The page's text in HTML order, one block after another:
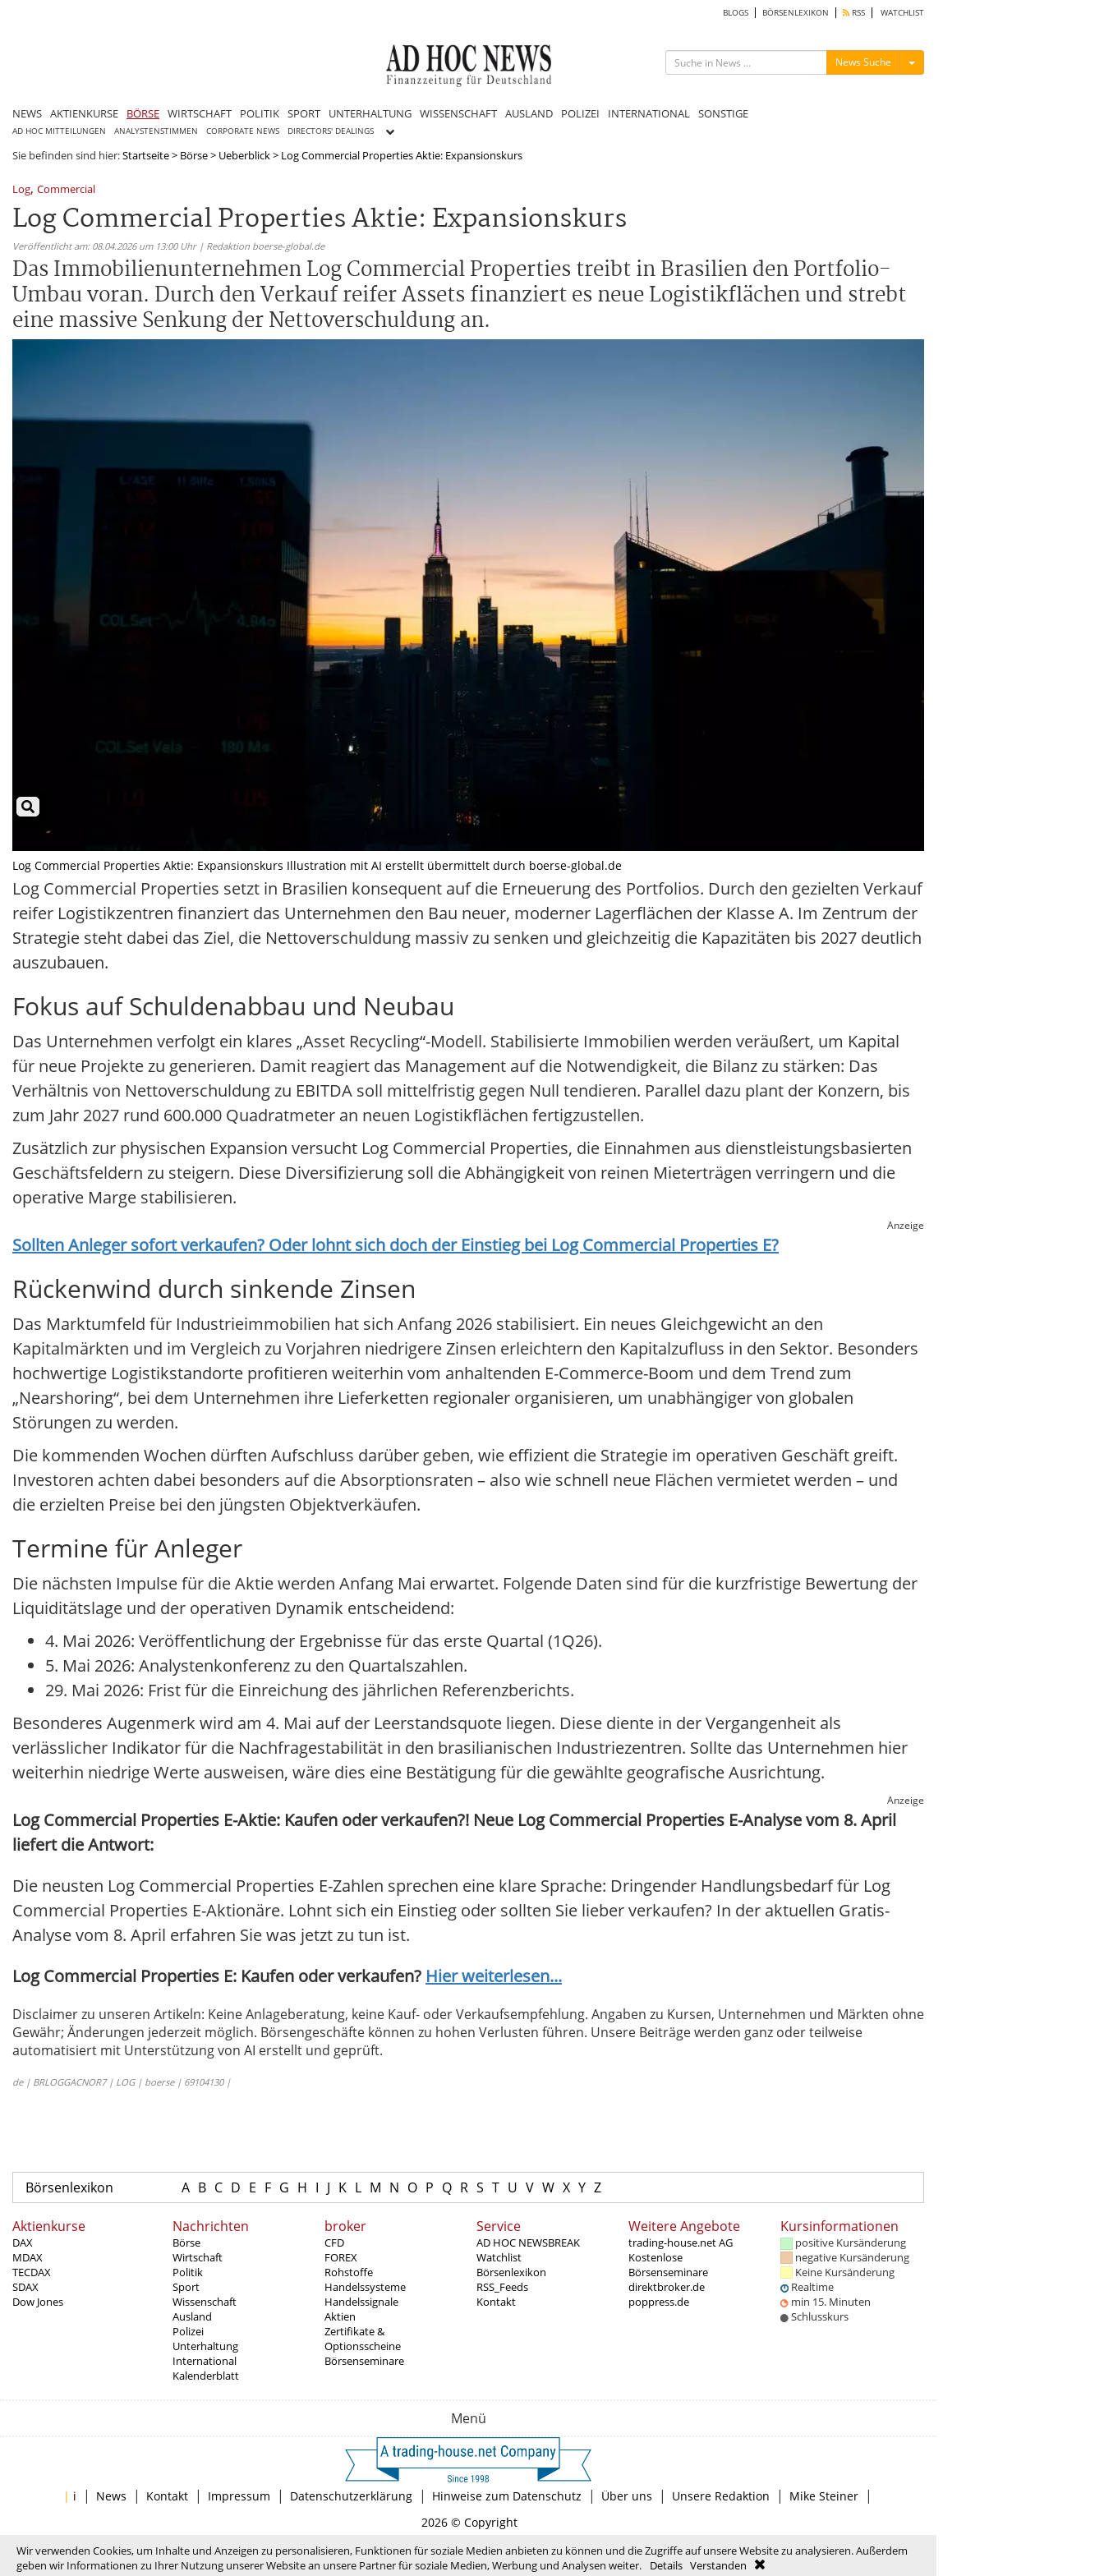
BLOGS BÖRSENLEXIKON RSS WATCHLIST
News Suche Menü ein-/ausblenden
NEWS AKTIENKURSE BÖRSE WIRTSCHAFT POLITIK SPORT UNTERHALTUNG WISSENSCHAFT AUSLAND POLIZEI INTERNATIONAL SONSTIGE
AD HOC MITTEILUNGEN ANALYSTENSTIMMEN CORPORATE NEWS DIRECTORS' DEALINGS
Sie befinden sind hier:Startseite> Börse> Ueberblick> Log Commercial Properties Aktie: Expansionskurs
Log, Commercial
Log Commercial Properties Aktie: Expansionskurs
Veröffentlicht am: 08.04.2026 um 13:00 Uhr | Redaktion boerse-global.de
Das Immobilienunternehmen Log Commercial Properties treibt in Brasilien den Portfolio-
Umbau voran. Durch den Verkauf reifer Assets finanziert es neue Logistikflächen und strebt
eine massive Senkung der Nettoverschuldung an.
Log Commercial Properties Aktie: Expansionskurs Illustration mit AI erstellt übermittelt durch boerse-global.de
Log Commercial Properties setzt in Brasilien konsequent auf die Erneuerung des Portfolios. Durch den gezielten Verkauf
reifer Logistikzentren finanziert das Unternehmen den Bau neuer, moderner Lagerflächen der Klasse A. Im Zentrum der
Strategie steht dabei das Ziel, die Nettoverschuldung massiv zu senken und gleichzeitig die Kapazitäten bis 2027 deutlich
auszubauen.
Fokus auf Schuldenabbau und Neubau
Das Unternehmen verfolgt ein klares „Asset Recycling“-Modell. Stabilisierte Immobilien werden veräußert, um Kapital
für neue Projekte zu generieren. Damit reagiert das Management auf die Notwendigkeit, die Bilanz zu stärken: Das
Verhältnis von Nettoverschuldung zu EBITDA soll mittelfristig gegen Null tendieren. Parallel dazu plant der Konzern, bis
zum Jahr 2027 rund 600.000 Quadratmeter an neuen Logistikflächen fertigzustellen.
Zusätzlich zur physischen Expansion versucht Log Commercial Properties, die Einnahmen aus dienstleistungsbasierten
Geschäftsfeldern zu steigern. Diese Diversifizierung soll die Abhängigkeit von reinen Mieterträgen verringern und die
operative Marge stabilisieren.
Anzeige
Sollten Anleger sofort verkaufen? Oder lohnt sich doch der Einstieg bei Log Commercial Properties E?
Rückenwind durch sinkende Zinsen
Das Marktumfeld für Industrieimmobilien hat sich Anfang 2026 stabilisiert. Ein neues Gleichgewicht an den
Kapitalmärkten und im Vergleich zu Vorjahren niedrigere Zinsen erleichtern den Kapitalzufluss in den Sektor. Besonders
hochwertige Logistikstandorte profitieren weiterhin vom anhaltenden E-Commerce-Boom und dem Trend zum
„Nearshoring“, bei dem Unternehmen ihre Lieferketten regionaler organisieren, um unabhängiger von globalen
Störungen zu werden.
Die kommenden Wochen dürften Aufschluss darüber geben, wie effizient die Strategie im operativen Geschäft greift.
Investoren achten dabei besonders auf die Absorptionsraten – also wie schnell neue Flächen vermietet werden – und
die erzielten Preise bei den jüngsten Objektverkäufen.
Termine für Anleger
Die nächsten Impulse für die Aktie werden Anfang Mai erwartet. Folgende Daten sind für die kurzfristige Bewertung der
Liquiditätslage und der operativen Dynamik entscheidend:
4. Mai 2026: Veröffentlichung der Ergebnisse für das erste Quartal (1Q26).
5. Mai 2026: Analystenkonferenz zu den Quartalszahlen.
29. Mai 2026: Frist für die Einreichung des jährlichen Referenzberichts.
Besonderes Augenmerk wird am 4. Mai auf der Leerstandsquote liegen. Diese diente in der Vergangenheit als
verlässlicher Indikator für die Nachfragestabilität in den brasilianischen Industriezentren. Sollte das Unternehmen hier
weiterhin niedrige Werte ausweisen, wäre dies eine Bestätigung für die gewählte geografische Ausrichtung.
Anzeige
Log Commercial Properties E-Aktie: Kaufen oder verkaufen?! Neue Log Commercial Properties E-Analyse vom 8. April
liefert die Antwort:
Die neusten Log Commercial Properties E-Zahlen sprechen eine klare Sprache: Dringender Handlungsbedarf für Log
Commercial Properties E-Aktionäre. Lohnt sich ein Einstieg oder sollten Sie lieber verkaufen? In der aktuellen Gratis-
Analyse vom 8. April erfahren Sie was jetzt zu tun ist.
Log Commercial Properties E: Kaufen oder verkaufen? Hier weiterlesen...
Disclaimer zu unseren Artikeln: Keine Anlageberatung, keine Kauf- oder Verkaufsempfehlung. Angaben zu Kursen, Unternehmen und Märkten ohne
Gewähr; Änderungen jederzeit möglich. Börsengeschäfte können zu hohen Verlusten führen. Unsere Beiträge werden ganz oder teilweise
automatisiert mit Unterstützung von AI erstellt und geprüft.
de | BRLOGGACNOR7 | LOG | boerse | 69104130 |
Börsenlexikon A B C D E F G H I J K L M N O P Q R S T U V W X Y Z
Aktienkurse
DAX
MDAX
TECDAX
SDAX
Dow Jones
Nachrichten
Börse
Wirtschaft
Politik
Sport
Wissenschaft
Ausland
Polizei
Unterhaltung
International
Kalenderblatt
broker
CFD
FOREX
Rohstoffe
Handelssysteme
Handelssignale
Aktien
Zertifikate &
Optionsscheine
Börsenseminare
Service
AD HOC NEWSBREAK
Watchlist
Börsenlexikon
RSS_Feeds
Kontakt
Weitere Angebote
trading-house.net AG
Kostenlose
Börsenseminare
direktbroker.de
poppress.de
Kursinformationen
positive Kursänderung
negative Kursänderung
Keine Kursänderung
Realtime
min 15. Minuten
Schlusskurs
Menü
| i | News | Kontakt | Impressum | Datenschutzerklärung | Hinweise zum Datenschutz | Über uns | Unsere Redaktion | Mike Steiner |
2026 © Copyright
Wir verwenden Cookies, um Inhalte und Anzeigen zu personalisieren, Funktionen für soziale Medien anbieten zu können und die Zugriffe auf unsere Website zu analysieren. Außerdem
geben wir Informationen zu Ihrer Nutzung unserer Website an unsere Partner für soziale Medien, Werbung und Analysen weiter.
Details Verstanden